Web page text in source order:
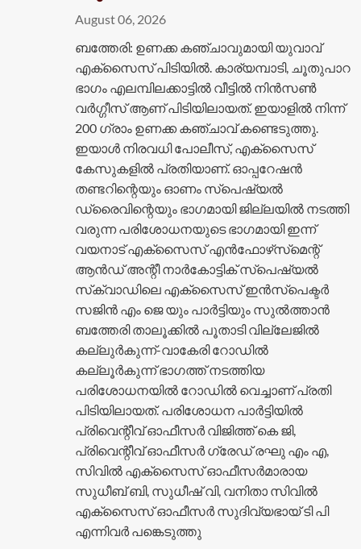
August 06, 2026
ബത്തേരി: ഉണക്ക കഞ്ചാവുമായി യുവാവ്
എക്സെെസ് പിടിയിൽ. കാര്യമ്പാടി, ചൂതുപാറ
ഭാഗം എലമ്പിലക്കാട്ടിൽ വീട്ടിൽ നിൻസൺ
വർഗ്ഗീസ് ആണ് പിടിയിലായത്. ഇയാളിൽ നിന്ന്
200 ഗ്രാം ഉണക്ക കഞ്ചാവ് കണ്ടെടുത്തു.
ഇയാൾ നിരവധി പോലീസ്, എക്സൈസ്
കേസുകളിൽ പ്രതിയാണ്. ഓപ്പറേഷൻ
തണ്ടറിന്റെയും ഓണം സ്പെഷ്യൽ
ഡ്രൈവിന്റെയും ഭാഗമായി ജില്ലയിൽ നടത്തി
വരുന്ന പരിശോധനയുടെ ഭാ​ഗമായി ഇന്ന്
വയനാട് എക്‌സൈസ് എൻഫോഴ്‌സ്‌മെന്റ്
ആൻഡ് അന്റീ നാർകോട്ടിക് സ്പെഷ്യൽ
സ്‌ക്വാഡിലെ എക്സൈസ് ഇൻസ്പെക്ടർ
സജിൻ എം ജെ യും പാർട്ടിയും സുൽത്താൻ
ബത്തേരി താലൂക്കിൽ പൂതാടി വില്ലേജിൽ
കല്ലുർകുന്ന്-വാകേരി റോഡിൽ
കല്ലൂർകുന്ന് ഭാഗത്ത്‌ നടത്തിയ
പരിശോധനയിൽ റോഡിൽ വെച്ചാണ് പ്രതി
പിടിയിലായത്. പരിശോധന പാർട്ടിയിൽ
പ്രിവെന്റീവ് ഓഫീസർ വിജിത്ത് കെ ജി,
പ്രിവെന്റീവ് ഓഫീസർ ഗ്രേഡ് രഘു എം എ,
സിവിൽ എക്‌സൈസ് ഓഫീസർമാരായ
സുധീബ് ബി, സുധീഷ് വി, വനിതാ സിവിൽ
എക്‌സൈസ് ഓഫീസർ സുദിവ്യഭായ് ടി പി
എന്നിവർ പങ്കെടുത്തു